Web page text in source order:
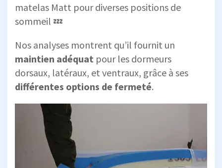
matelas Matt pour diverses positions de
sommeil 💤
Nos analyses montrent qu’il fournit un
maintien adéquat pour les dormeurs
dorsaux, latéraux, et ventraux, grâce à ses
différentes options de fermeté.